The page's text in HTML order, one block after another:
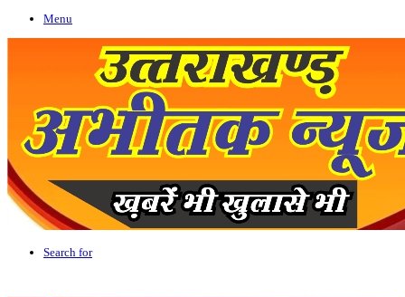
Menu
Search for